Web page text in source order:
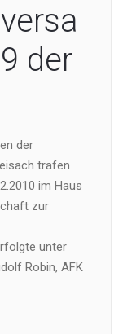
der
der
trafen
im Haus
zur
unter
Robin, AFK